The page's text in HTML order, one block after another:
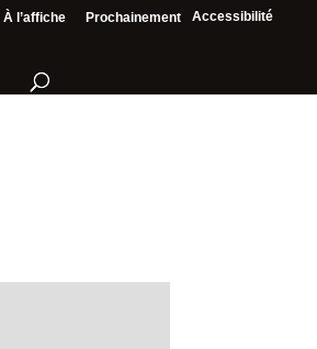
Accessibilité
À l’affiche Prochainement